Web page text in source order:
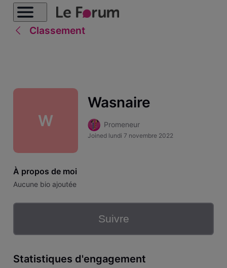
Classement
W
Wasnaire
Promeneur
Joined lundi 7 novembre 2022
À propos de moi
Aucune bio ajoutée
Suivre
Statistiques d'engagement